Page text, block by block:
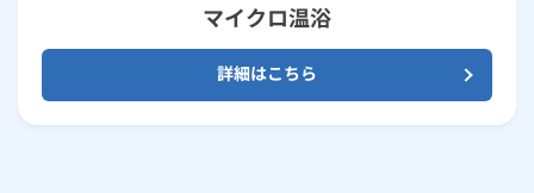
マイクロ温浴
詳細はこちら